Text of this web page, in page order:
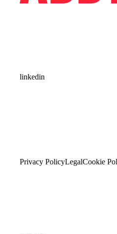
linkedin
Privacy PolicyLegalCookie